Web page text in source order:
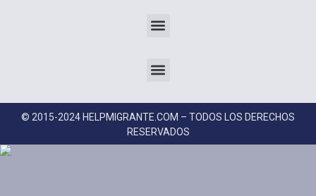
© 2015-2024 HELPMIGRANTE.COM – TODOS LOS DERECHOS
RESERVADOS